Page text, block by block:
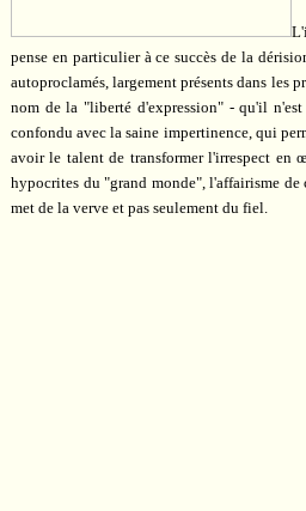
pense en particulier à ce succès de la
autoproclamés, largement présents dans les
nom de la "liberté d'expression" - qu'il
confondu avec la saine impertinence, qui
avoir le talent de transformer l'irrespect en
hypocrites du "grand monde", l'affairisme
met de la verve et pas seulement du fiel.